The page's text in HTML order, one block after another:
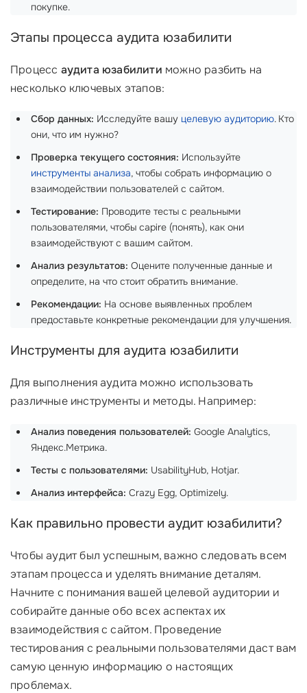
покупке.
Этапы процесса аудита юзабилити
Процесс аудита юзабилити можно разбить на
несколько ключевых этапов:
Сбор данных: Исследуйте вашу целевую аудиторию. Кто
они, что им нужно?
Проверка текущего состояния: Используйте
инструменты анализа, чтобы собрать информацию о
взаимодействии пользователей с сайтом.
Тестирование: Проводите тесты с реальными
пользователями, чтобы capire (понять), как они
взаимодействуют с вашим сайтом.
Анализ результатов: Оцените полученные данные и
определите, на что стоит обратить внимание.
Рекомендации: На основе выявленных проблем
предоставьте конкретные рекомендации для улучшения.
Инструменты для аудита юзабилити
Для выполнения аудита можно использовать
различные инструменты и методы. Например:
Анализ поведения пользователей: Google Analytics,
Яндекс.Метрика.
Тесты с пользователями: UsabilityHub, Hotjar.
Анализ интерфейса: Crazy Egg, Optimizely.
Как правильно провести аудит юзабилити?
Чтобы аудит был успешным, важно следовать всем
этапам процесса и уделять внимание деталям.
Начните с понимания вашей целевой аудитории и
собирайте данные обо всех аспектах их
взаимодействия с сайтом. Проведение
тестирования с реальными пользователями даст вам
самую ценную информацию о настоящих
проблемах.